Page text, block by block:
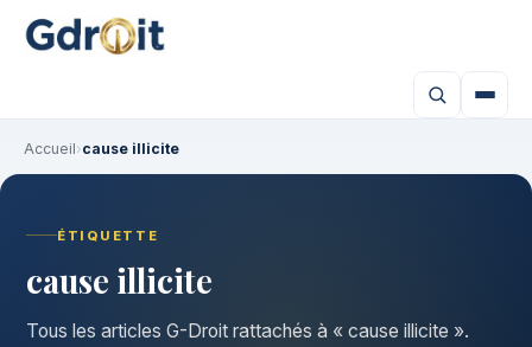
Accueil›cause illicite
ÉTIQUETTE
cause illicite
Tous les articles G-Droit rattachés à « cause illicite ».